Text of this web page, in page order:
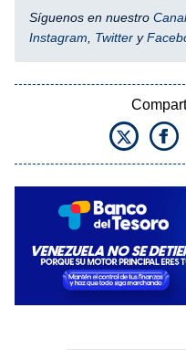
Síguenos en nuestro
Instagram
Twitter y